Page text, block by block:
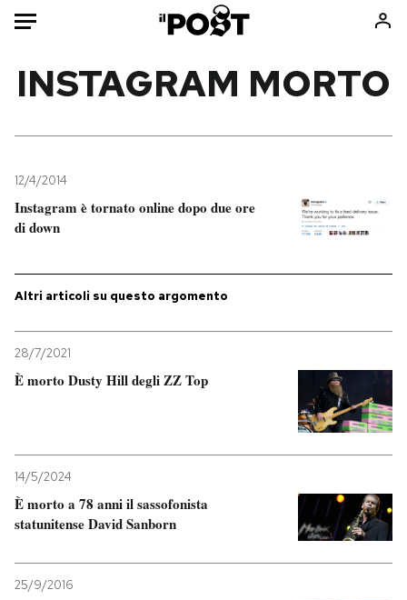
Mondo
Politica
Tecnologia
Economia
Sport
Consumismi
Altrecose
NEWSLETTER
I MIEI PREFERITI
INSTAGRAM MORTO
12/4/2014
Instagram è tornato online dopo due ore
di down
Altri articoli su questo argomento
28/7/2021
È morto Dusty Hill degli ZZ Top
14/5/2024
È morto a 78 anni il sassofonista
statunitense David Sanborn
25/9/2016